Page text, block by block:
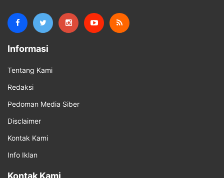
Informasi
Tentang Kami
Redaksi
Pedoman Media Siber
Disclaimer
Kontak Kami
Info Iklan
Kontak Kami